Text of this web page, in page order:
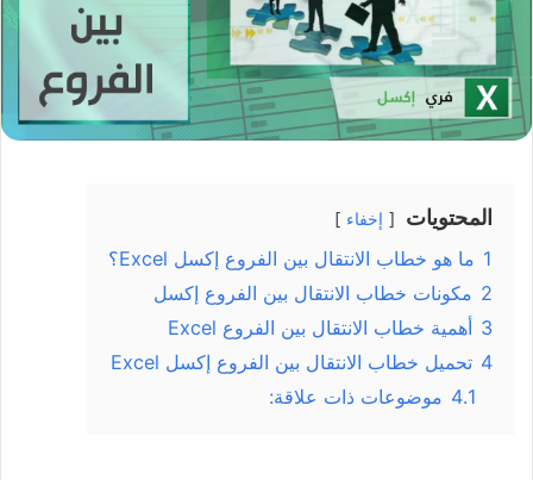
المحتويات إخفاء
1 ما هو خطاب الانتقال بين الفروع إكسل Excel؟
2 مكونات خطاب الانتقال بين الفروع إكسل
3 أهمية خطاب الانتقال بين الفروع Excel
4 تحميل خطاب الانتقال بين الفروع إكسل Excel
4.1 موضوعات ذات علاقة: